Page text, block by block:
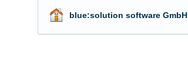
blue:solution software GmbH